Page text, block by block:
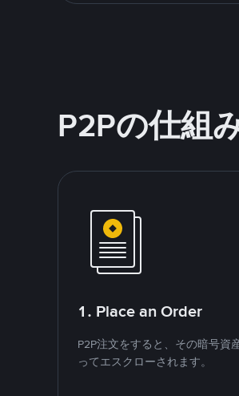
P2Pの仕組
1. Place an Order
P2P注文をすると、その暗号資
ってエスクローされます。